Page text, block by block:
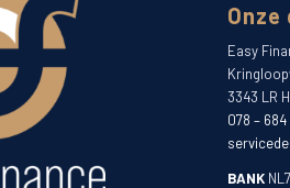
Onze
Easy
3343 LR
078 – 684
BANK